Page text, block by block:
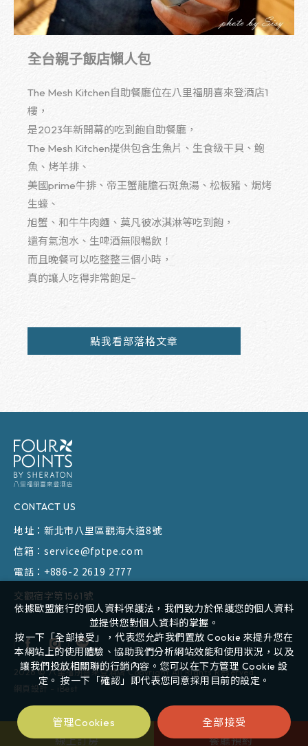
全台親子飯店懶人包
The Mesh Kitchen自助餐廳位在八里福朋喜來登酒店1
樓，
是2023年新開幕的吃到飽自助餐廳，
The Mesh Kitchen提供包含生魚片、生食級干貝、鮑
魚、烤羊排、
美國prime牛排、帝王蟹龍膽石斑魚湯、松板豬、焗烤
生蠔、
旭蟹、和牛牛肉麵、莫凡彼冰淇淋等吃到飽，
還有氣泡水、生啤酒無限暢飲！
而且晚餐可以吃整整三個小時，
真的讓人吃得非常飽足~
點我看部落格文章
CONTACT US
地址： 新北市八里區觀海大道8號
信箱： service@fptpe.com
電話： +886-2 2619 2777
交觀宿字第1561號
2026 © 八里福朋喜來登酒店 Copyright All Rights Reserved.
網頁設計
- iBest
線上訂房 餐廳預約
依據歐盟施行的個人資料保護法，我們致力於保護您的個人資料
並提供您對個人資料的掌握。
按一下「全部接受」，代表您允許我們置放 Cookie 來提升您在
本網站上的使用體驗、協助我們分析網站效能和使用狀況，以及
讓我們投放相關聯的行銷內容。您可以在下方管理 Cookie 設
定。 按一下「確認」即代表您同意採用目前的設定。
管理Cookies 全部接受